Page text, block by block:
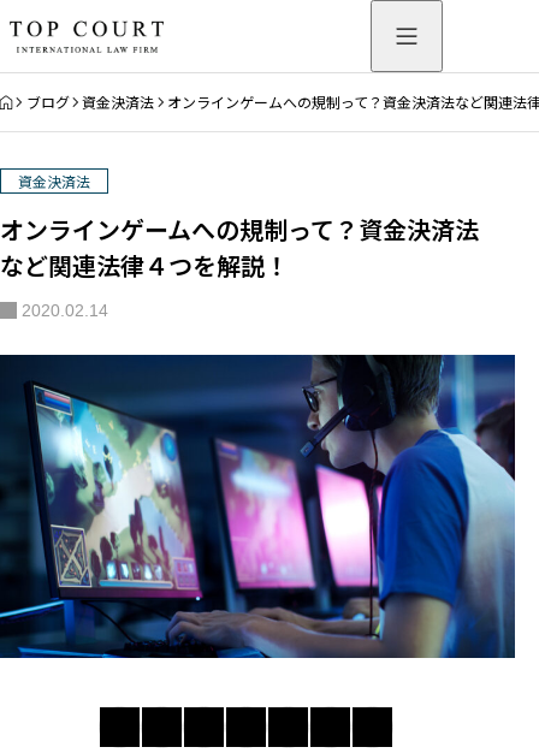
HOME
ブログ 資金決済法 オンラインゲームへの規制って？資金決済法など関連法
資金決済法
オンラインゲームへの規制って？資金決済法
など関連法律４つを解説！
2020.02.14